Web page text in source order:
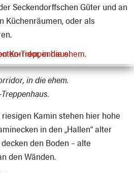
Seckendorffschen Güter und an
Küchenräumen, oder als
in die ehem.
Kamin stehen hier hohe
in den „Hallen“ alter
den Boden – alte
den Wänden.